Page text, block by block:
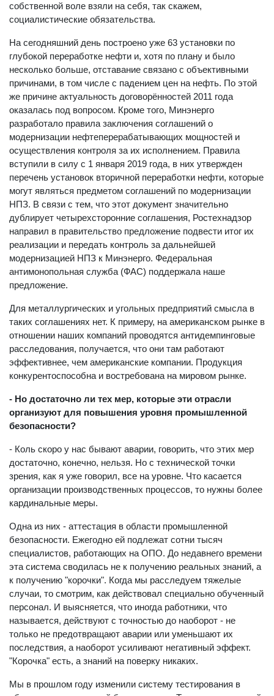
собственной воле взяли на себя, так скажем,
социалистические обязательства.
На сегодняшний день построено уже 63 установки по
глубокой переработке нефти и, хотя по плану и было
несколько больше, отставание связано с объективными
причинами, в том числе с падением цен на нефть. По этой
же причине актуальность договорённостей 2011 года
оказалась под вопросом. Кроме того, Минэнерго
разработало правила заключения соглашений о
модернизации нефтеперерабатывающих мощностей и
осуществления контроля за их исполнением. Правила
вступили в силу с 1 января 2019 года, в них утвержден
перечень установок вторичной переработки нефти, которые
могут являться предметом соглашений по модернизации
НПЗ. В связи с тем, что этот документ значительно
дублирует четырехсторонние соглашения, Ростехнадзор
направил в правительство предложение подвести итог их
реализации и передать контроль за дальнейшей
модернизацией НПЗ к Минэнерго. Федеральная
антимонопольная служба (ФАС) поддержала наше
предложение.
Для металлургических и угольных предприятий смысла в
таких соглашениях нет. К примеру, на американском рынке в
отношении наших компаний проводятся антидемпинговые
расследования, получается, что они там работают
эффективнее, чем американские компании. Продукция
конкурентоспособна и востребована на мировом рынке.
- Но достаточно ли тех мер, которые эти отрасли
организуют для повышения уровня промышленной
безопасности?
- Коль скоро у нас бывают аварии, говорить, что этих мер
достаточно, конечно, нельзя. Но с технической точки
зрения, как я уже говорил, все на уровне. Что касается
организации производственных процессов, то нужны более
кардинальные меры.
Одна из них - аттестация в области промышленной
безопасности. Ежегодно ей подлежат сотни тысяч
специалистов, работающих на ОПО. До недавнего времени
эта система сводилась не к получению реальных знаний, а
к получению "корочки". Когда мы расследуем тяжелые
случаи, то смотрим, как действовал специально обученный
персонал. И выясняется, что иногда работники, что
называется, действуют с точностью до наоборот - не
только не предотвращают аварии или уменьшают их
последствия, а наоборот усиливают негативный эффект.
"Корочка" есть, а знаний на поверку никаких.
Мы в прошлом году изменили систему тестирования в